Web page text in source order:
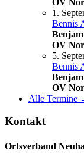
1.
Bennis
OV
5.
Bennis
OV
Alle Termine
Kontakt
Ortsverband